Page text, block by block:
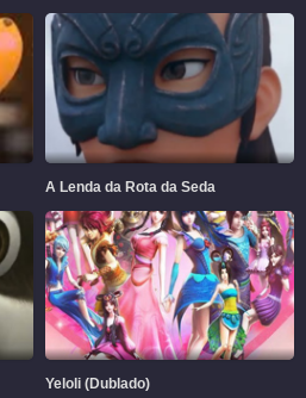
A Lenda da Rota da Seda
Yeloli (Dublado)